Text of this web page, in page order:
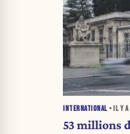
INTERNATIONAL • IL Y A
53 millions